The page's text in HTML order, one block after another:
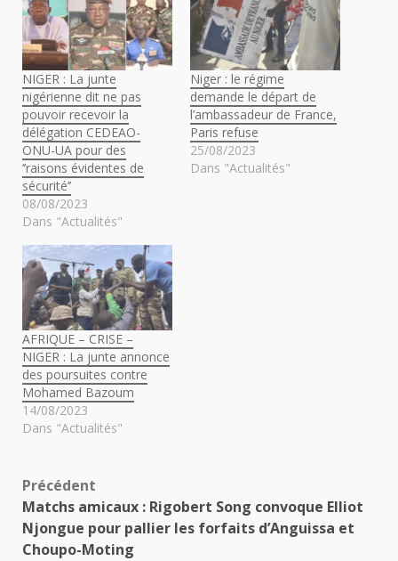
NIGER : La junte
nigérienne dit ne pas
pouvoir recevoir la
délégation CEDEAO-
ONU-UA pour des
‘’raisons évidentes de
sécurité’’
08/08/2023
Dans "Actualités"
Niger : le régime
demande le départ de
l’ambassadeur de France,
Paris refuse
25/08/2023
Dans "Actualités"
AFRIQUE – CRISE –
NIGER : La junte annonce
des poursuites contre
Mohamed Bazoum
14/08/2023
Dans "Actualités"
Navigation
d’article
Précédent
Matchs amicaux : Rigobert Song convoque Elliot
Njongue pour pallier les forfaits d’Anguissa et
Choupo-Moting